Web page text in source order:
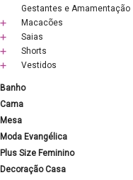
Gestantes e Amamentação
Macacões
Saias
Shorts
Vestidos
Banho
Cama
Mesa
Moda Evangélica
Plus Size Feminino
Decoração Casa